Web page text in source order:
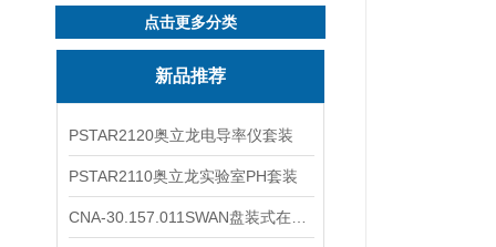
点击更多分类
新品推荐
PSTAR2120奥立龙电导率仪套装
PSTAR2110奥立龙实验室PH套装